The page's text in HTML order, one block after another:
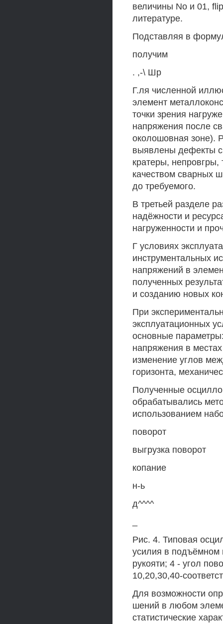
величины No и 01,
литературе.
Подставляя в
получим
. ,-\ Шр
Г.ля численной
элемент
точки зрения
напряжения после
околошовная зоне).
выявлены дефекты
кратеры,
качеством сварных
до требуемого.
В третьей разделе
надёжности и
нагруженности и
Г условиях
инструментальных
напряжений в
полученных
и созданию новых
При
эксплуатационных
основные
напряжения в
изменение углов
горизонта,
Полученные
обрабатывались
использованием
поворот
выгрузка поворот
копание
н-ь
д^^^^
Рис. 4. Типовая
усилия в подъёмном
рукояти; 4 - угол
10,20,30,40-
Для возможности
шений в любом
статистические